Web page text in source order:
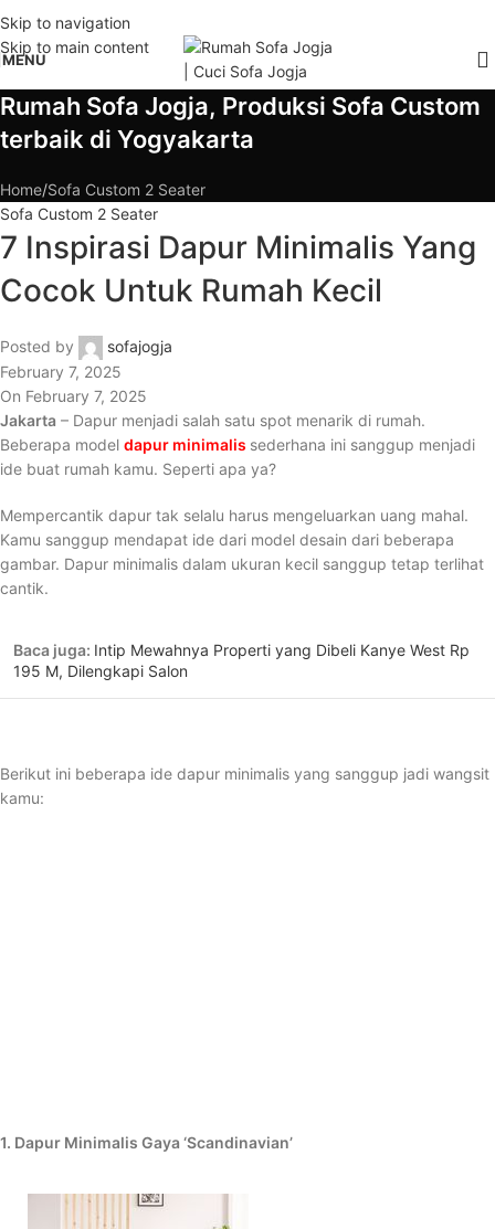
Skip to navigation
Skip to main content
MENU
Rumah Sofa Jogja, Produksi Sofa Custom
terbaik di Yogyakarta
Home Sofa Custom 2 Seater
Sofa Custom 2 Seater
7 Inspirasi Dapur Minimalis Yang
Cocok Untuk Rumah Kecil
Posted by
sofajogja
February 7, 2025
On February 7, 2025
Jakarta – Dapur menjadi salah satu spot menarik di rumah.
Beberapa model dapur minimalis sederhana ini sanggup menjadi
ide buat rumah kamu. Seperti apa ya?
Mempercantik dapur tak selalu harus mengeluarkan uang mahal.
Kamu sanggup mendapat ide dari model desain dari beberapa
gambar. Dapur minimalis dalam ukuran kecil sanggup tetap terlihat
cantik.
Baca juga: Intip Mewahnya Properti yang Dibeli Kanye West Rp
195 M, Dilengkapi Salon
Berikut ini beberapa ide dapur minimalis yang sanggup jadi wangsit
kamu:
1. Dapur Minimalis Gaya ‘Scandinavian’